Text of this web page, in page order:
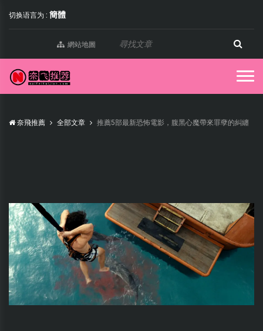
切换语言为 : 簡體
網站地圖
奈飛推薦 全部文章 推薦5部最新恐怖電影，腹黑心魔帶來罪孽的糾纏